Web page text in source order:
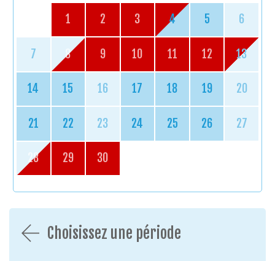
1 2 3 4 5 6
7 8 9 10 11 12 13
14 15 16 17 18 19 20
21 22 23 24 25 26 27
28 29 30
Choisissez une période